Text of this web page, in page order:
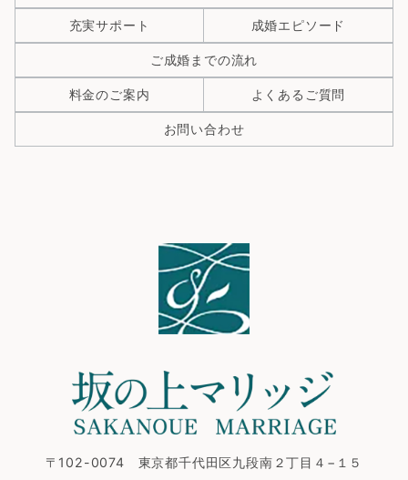
充実サポート 成婚エピソード
ご成婚までの流れ
料金のご案内 よくあるご質問
お問い合わせ
〒102-0074 東京都千代田区九段南２丁目４−１５